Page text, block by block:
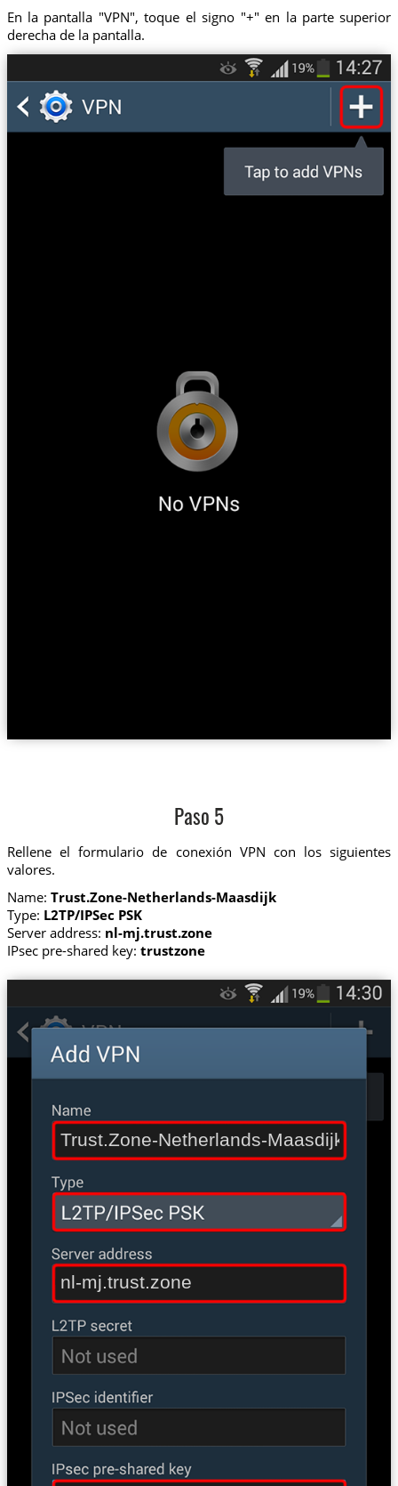
En la pantalla "VPN", toque el signo "+" en la parte superior
derecha de la pantalla.
Paso 5
Rellene el formulario de conexión VPN con los siguientes
valores.
Name: Trust.Zone-Netherlands-Maasdijk
Type: L2TP/IPSec PSK
Server address: nl-mj.trust.zone
IPsec pre-shared key: trustzone
Trust.Zone-Netherlands-Maasdijk
nl-mj.trust.zone